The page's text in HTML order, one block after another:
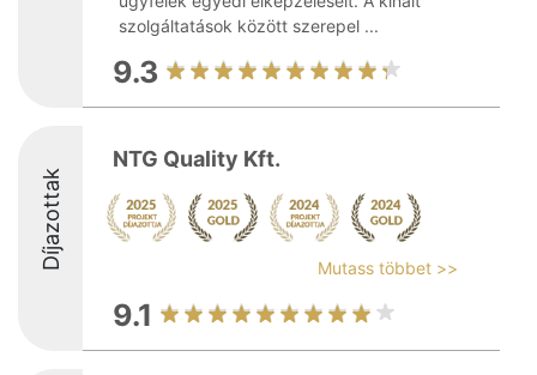
szolgáltatások között szerepel ...
9.3
Díjazottak
NTG Quality Kft.
Mutass többet >>
9.1